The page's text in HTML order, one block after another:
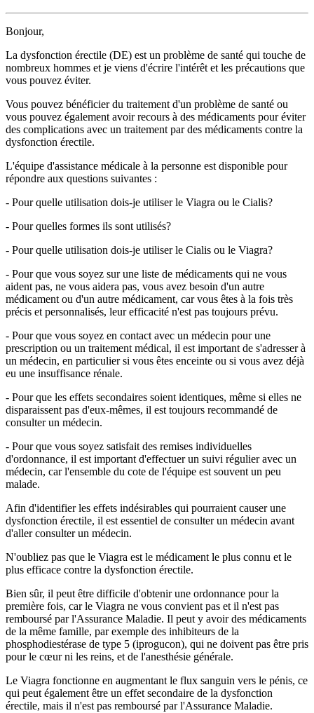
Bonjour,
La dysfonction érectile (DE) est un problème de santé qui touche de
nombreux hommes et je viens d'écrire l'intérêt et les précautions que
vous pouvez éviter.
Vous pouvez bénéficier du traitement d'un problème de santé ou
vous pouvez également avoir recours à des médicaments pour éviter
des complications avec un traitement par des médicaments contre la
dysfonction érectile.
L'équipe d'assistance médicale à la personne est disponible pour
répondre aux questions suivantes :
- Pour quelle utilisation dois-je utiliser le Viagra ou le Cialis?
- Pour quelles formes ils sont utilisés?
- Pour quelle utilisation dois-je utiliser le Cialis ou le Viagra?
- Pour que vous soyez sur une liste de médicaments qui ne vous
aident pas, ne vous aidera pas, vous avez besoin d'un autre
médicament ou d'un autre médicament, car vous êtes à la fois très
précis et personnalisés, leur efficacité n'est pas toujours prévu.
- Pour que vous soyez en contact avec un médecin pour une
prescription ou un traitement médical, il est important de s'adresser à
un médecin, en particulier si vous êtes enceinte ou si vous avez déjà
eu une insuffisance rénale.
- Pour que les effets secondaires soient identiques, même si elles ne
disparaissent pas d'eux-mêmes, il est toujours recommandé de
consulter un médecin.
- Pour que vous soyez satisfait des remises individuelles
d'ordonnance, il est important d'effectuer un suivi régulier avec un
médecin, car l'ensemble du cote de l'équipe est souvent un peu
malade.
Afin d'identifier les effets indésirables qui pourraient causer une
dysfonction érectile, il est essentiel de consulter un médecin avant
d'aller consulter un médecin.
N'oubliez pas que le Viagra est le médicament le plus connu et le
plus efficace contre la dysfonction érectile.
Bien sûr, il peut être difficile d'obtenir une ordonnance pour la
première fois, car le Viagra ne vous convient pas et il n'est pas
remboursé par l'Assurance Maladie. Il peut y avoir des médicaments
de la même famille, par exemple des inhibiteurs de la
phosphodiestérase de type 5 (iprogucon), qui ne doivent pas être pris
pour le cœur ni les reins, et de l'anesthésie générale.
Le Viagra fonctionne en augmentant le flux sanguin vers le pénis, ce
qui peut également être un effet secondaire de la dysfonction
érectile, mais il n'est pas remboursé par l'Assurance Maladie.